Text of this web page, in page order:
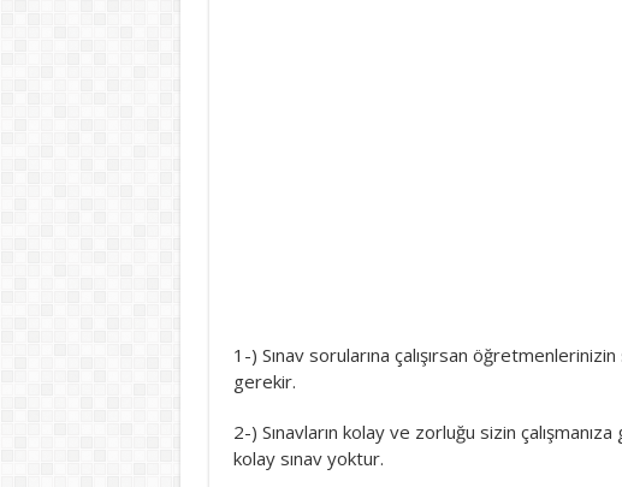
1-) Sınav sorularına çalışırsan
gerekir.
2-) Sınavların kolay ve zorluğu sizin
kolay sınav yoktur.